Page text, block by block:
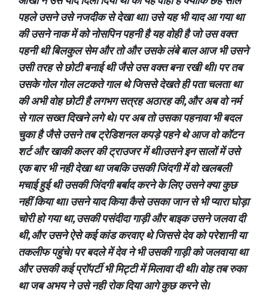
पहले उसने उसे नजदीक से देखा था। उसे यह भी याद आ गया था
की उसने नाक में को नोसपिन पहनी है यह वोही है जो उस वक्त
पहनी थी बिलकुल सेम और तो और उसके लंबे बाल आज भी उसने
उसी तरह से छोटी बनाई थी जैसे उस वक्त बना रखी थी। पर तब
उसके गोल गोल लटकते गाल थे जिससे देखते ही पता चलता था
की अभी वोह छोटी है लगभग सत्रह अठारह की, और अब वो नर्म
से गाल सख्त दिखने लगे थे। पर अब तो उसका पहनावा भी बदल
चुका है जैसे उसने तब ट्रेडिशनल कपड़े पहने थे आज वो कॉटन
शर्ट और खाकी कलर की ट्राउजर में थी।उसने इन सालों में उसे
एक बार भी नही देखा था जबकि उसकी जिंदगी में वो खलबली
मचाई हुई थी उसकी जिंदगी बर्बाद करने के लिए उसने क्या कुछ
नहीं किया था। उसने याद किया कैसे उसका जान से भी प्यारा घोड़ा
चोरी हो गया था, उसकी पसंदीदा गाड़ी और बाइक उसने जलवा दी
थी, और उसने ऐसे कई कांड करवाए थे जिससे देव को परेशानी या
तकलीफ पहुंचे। पर बदले में देव ने भी उसकी गाड़ी को जलवाया था
और उसकी कई प्रॉपर्टी भी मिट्टी में मिलावा दी थी। वोह तब रुका
था जब अभय ने उसे नही रोक दिया आगे कुछ करने से।